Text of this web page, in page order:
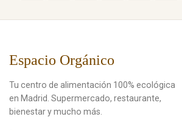
Espacio Orgánico
Tu centro de alimentación 100% ecológica
en Madrid. Supermercado, restaurante,
bienestar y mucho más.